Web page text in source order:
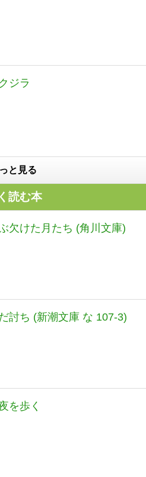
ジラ
と見る
読む本
欠けた月たち (角川文庫)
討ち (新潮文庫 な 107-3)
を歩く